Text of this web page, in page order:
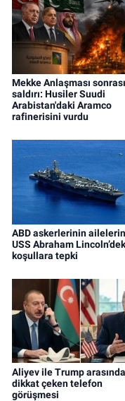
Mekke Anlaşması sonrası
saldırı: Husiler Suudi
Arabistan'daki Aramco
rafinerisini vurdu
ABD askerlerinin
USS Abraham
koşullara tepki
Aliyev ile Trump arasında
dikkat çeken telefon
görüşmesi